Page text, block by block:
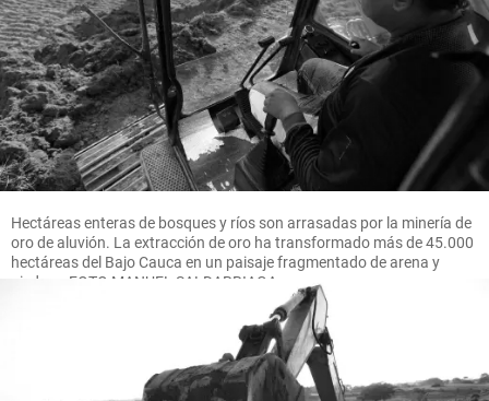
Hectáreas enteras de bosques y ríos son arrasadas por la minería de
oro de aluvión. La extracción de oro ha transformado más de 45.000
hectáreas del Bajo Cauca en un paisaje fragmentado de arena y
piedras. FOTO MANUEL SALDARRIAGA